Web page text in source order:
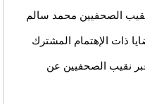
الصحفيين محمد سالم
ذات الإهتمام المشترك
عبر نقيب الصحفيين عن